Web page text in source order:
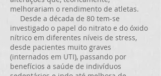
melhorariam o rendimento de atletas.
Desde a década de 80 tem-se
investigado o papel do nitrato e do óxido
nítrico em diferentes níveis de stress,
desde pacientes muito graves
(internados em UTI), passando por
benefícios a saúde de indivíduos